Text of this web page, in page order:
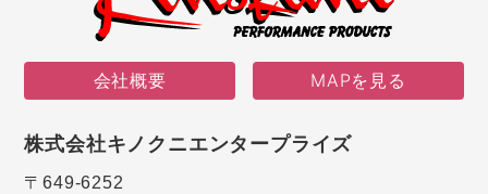
会社概要 MAPを見る
株式会社キノクニエンタープライズ
〒649-6252